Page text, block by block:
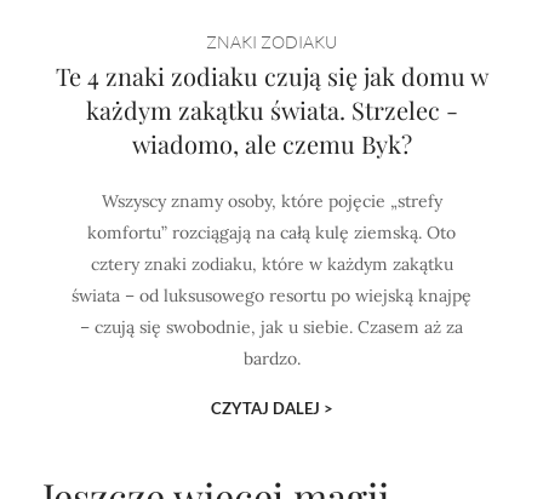
ZNAKI ZODIAKU
Te 4 znaki zodiaku czują się jak domu w
każdym zakątku świata. Strzelec -
wiadomo, ale czemu Byk?
Wszyscy znamy osoby, które pojęcie „strefy
komfortu” rozciągają na całą kulę ziemską. Oto
cztery znaki zodiaku, które w każdym zakątku
świata – od luksusowego resortu po wiejską knajpę
– czują się swobodnie, jak u siebie. Czasem aż za
bardzo.
CZYTAJ DALEJ >